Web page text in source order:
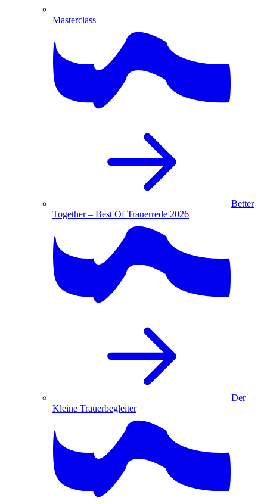
Masterclass
Better
Together – Best Of Trauerrede 2026
Der
Kleine Trauerbegleiter